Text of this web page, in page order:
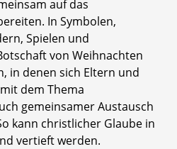
auf das
In Symbolen,
Spielen und
von Weihnachten
in denen sich Eltern und
dem Thema
gemeinsamer Austausch
kann christlicher Glaube in
vertieft werden.